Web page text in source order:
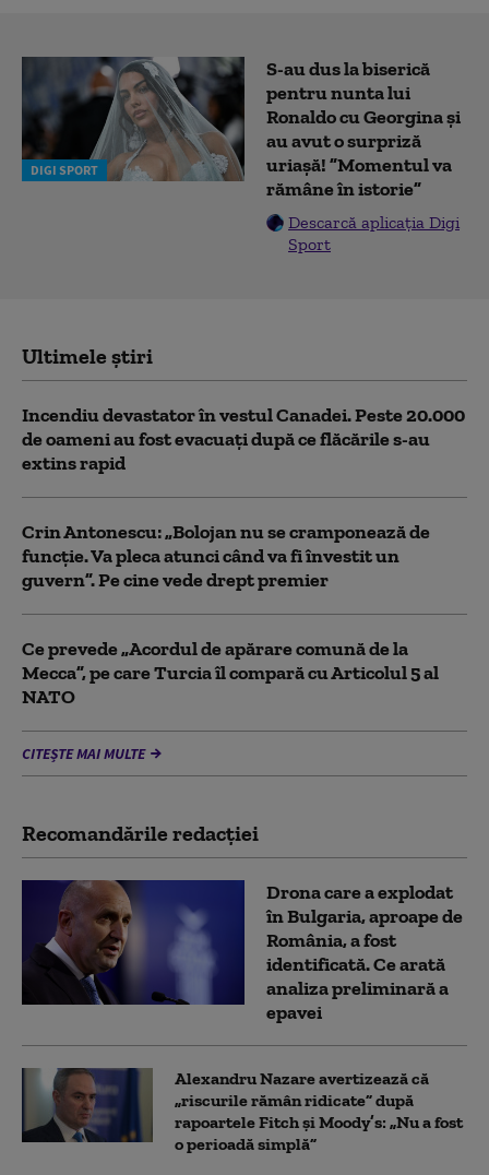
DIGI SPORT
S-au dus la biserică
pentru nunta lui
Ronaldo cu Georgina și
au avut o surpriză
uriașă! ”Momentul va
rămâne în istorie”
Descarcă aplicația Digi
Sport
Ultimele știri
Incendiu devastator în vestul Canadei. Peste 20.000
de oameni au fost evacuați după ce flăcările s-au
extins rapid
Crin Antonescu: „Bolojan nu se cramponează de
funcție. Va pleca atunci când va fi învestit un
guvern”. Pe cine vede drept premier
Ce prevede „Acordul de apărare comună de la
Mecca”, pe care Turcia îl compară cu Articolul 5 al
NATO
CITEȘTE MAI MULTE
Recomandările redacţiei
Drona care a explodat
în Bulgaria, aproape de
România, a fost
identificată. Ce arată
analiza preliminară a
epavei
Alexandru Nazare avertizează că
„riscurile rămân ridicate” după
rapoartele Fitch și Moody’s: „Nu a fost
o perioadă simplă”